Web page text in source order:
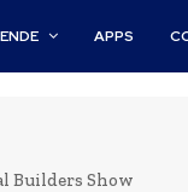
APPS
Builders Show